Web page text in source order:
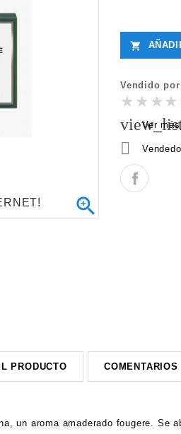


Vendido
Ver

PRODUCTO COMENTARIOS
un aroma amaderado fougere.